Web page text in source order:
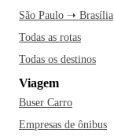
São Paulo ➝ Brasília
Todas as rotas
Todas os destinos
Viagem
Buser Carro
Empresas de ônibus